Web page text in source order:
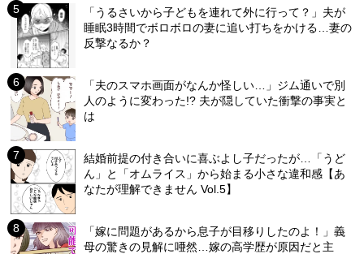
「うるさいから子どもを連れて外に行って？」夫が
睡眠3時間でボロボロの妻に追い打ちをかける…妻の
反撃なるか？
「夫のスマホ画面がなんか怪しい…」ジム通いで別
人のように変わった!? 夫が隠していた衝撃の事実と
は
結婚前提の付き合いに喜ぶよし子だったが…「うど
ん」と「オムライス」から始まる小さな違和感【あ
なたが理解できません Vol.5】
「嫁に問題があるから息子が目移りしたのよ！」義
母の驚きの見解に唖然…嫁の高学歴が原因だと主